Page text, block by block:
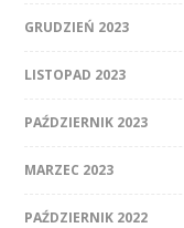
GRUDZIEŃ 2023
LISTOPAD 2023
PAŹDZIERNIK 2023
MARZEC 2023
PAŹDZIERNIK 2022